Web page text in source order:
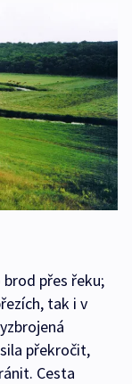
přes řeku;
tak i v
překročit,
Cesta